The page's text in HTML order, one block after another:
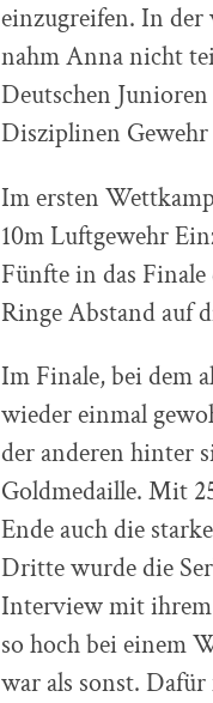
einzugreifen. In der
nahm Anna nicht
Deutschen
Disziplinen
Im ersten
10m Luftgewehr
Fünfte in das
Ringe Abstand auf
Im Finale, bei dem
wieder einmal
der anderen hinter
Goldmedaille. Mit
Ende auch die
Dritte wurde die
Interview mit ihrem
so hoch bei einem
war als sonst. Dafür